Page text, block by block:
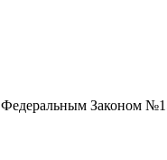
Федеральным Законом